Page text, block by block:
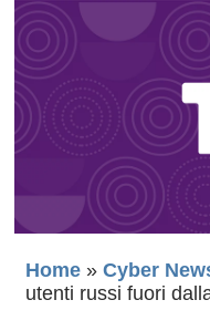
Home » Cyber
utenti russi fuori